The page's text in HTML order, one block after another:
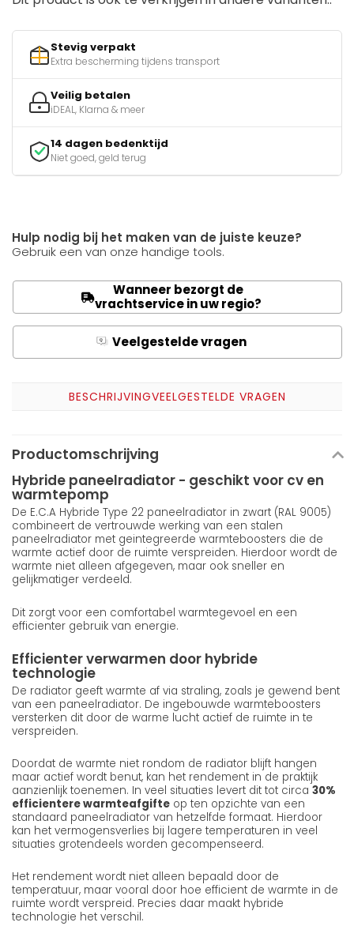
Stevig verpakt
Extra bescherming tijdens transport
Veilig betalen
iDEAL, Klarna & meer
14 dagen bedenktijd
Niet goed, geld terug
Hulp nodig bij het maken van de juiste keuze?
Gebruik een van onze handige tools.
Wanneer bezorgt de
vrachtservice in uw regio?
Q Veelgestelde vragen
BESCHRIJVINGVEELGESTELDE VRAGEN
Productomschrijving
Hybride paneelradiator - geschikt voor cv en
warmtepomp
De E.C.A Hybride Type 22 paneelradiator in zwart (RAL 9005)
combineert de vertrouwde werking van een stalen
paneelradiator met geintegreerde warmteboosters die de
warmte actief door de ruimte verspreiden. Hierdoor wordt de
warmte niet alleen afgegeven, maar ook sneller en
gelijkmatiger verdeeld.
Dit zorgt voor een comfortabel warmtegevoel en een
efficienter gebruik van energie.
Efficienter verwarmen door hybride
technologie
De radiator geeft warmte af via straling, zoals je gewend bent
van een paneelradiator. De ingebouwde warmteboosters
versterken dit door de warme lucht actief de ruimte in te
verspreiden.
Doordat de warmte niet rondom de radiator blijft hangen
maar actief wordt benut, kan het rendement in de praktijk
aanzienlijk toenemen. In veel situaties levert dit tot circa 30%
efficientere warmteafgifte op ten opzichte van een
standaard paneelradiator van hetzelfde formaat. Hierdoor
kan het vermogensverlies bij lagere temperaturen in veel
situaties grotendeels worden gecompenseerd.
Het rendement wordt niet alleen bepaald door de
temperatuur, maar vooral door hoe efficient de warmte in de
ruimte wordt verspreid. Precies daar maakt hybride
technologie het verschil.